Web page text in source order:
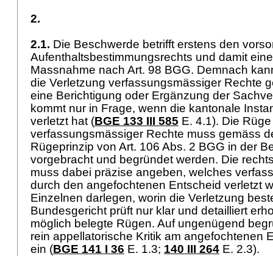
2.
2.1. Die Beschwerde betrifft erstens den
Aufenthaltsbestimmungsrechts und damit
Massnahme nach Art. 98 BGG. Demnach
die Verletzung verfassungsmässiger Rechte
eine Berichtigung oder Ergänzung der
kommt nur in Frage, wenn die kantonale
verletzt hat (BGE 133 III 585 E. 4.1). Die
verfassungsmässiger Rechte muss gemäss
Rügeprinzip von Art. 106 Abs. 2 BGG in der
vorgebracht und begründet werden. Die
muss dabei präzise angeben, welches
durch den angefochtenen Entscheid verletzt
Einzelnen darlegen, worin die Verletzung
Bundesgericht prüft nur klar und detailliert
möglich belegte Rügen. Auf ungenügend
rein appellatorische Kritik am angefochtenen
ein (BGE 141 I 36 E. 1.3; 140 III 264 E. 2.3).